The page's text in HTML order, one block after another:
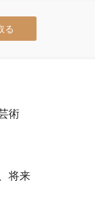
る
術
将来